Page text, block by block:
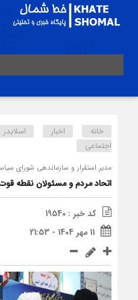
خانه اخبار اسلایدر
اجتماعی
مدیر استقرار و سازماندهی شورای
اتحاد مردم و مسئولان نقطه
کد خبر : 19540
11 مهر 1404 - 21:53